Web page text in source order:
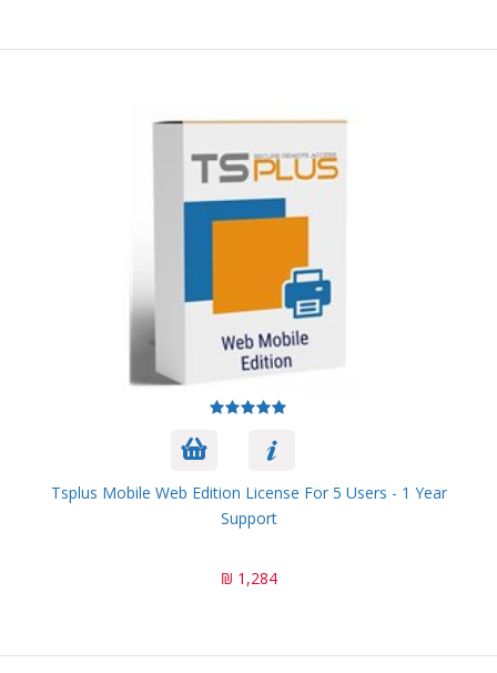
Tsplus Mobile Web Edition License For 5 Users - 1 Year
Support
1,284 ₪